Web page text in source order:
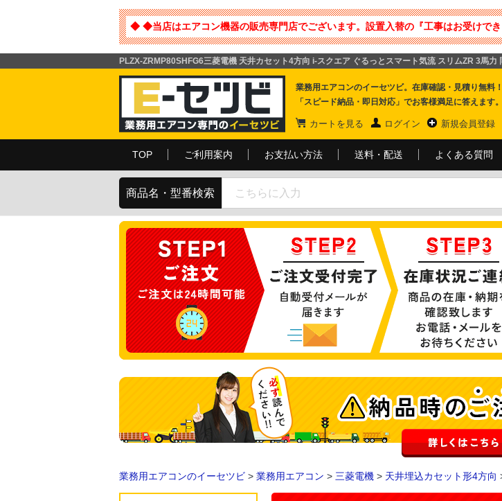
◆ ◆当店はエアコン機器の販売専門店でございます。設置入替の『工事はお受けで
PLZX-ZRMP80SHFG6三菱電機 天井カセット4方向 i-スクエア ぐるっとスマート気流 スリムZR 3馬
業務用エアコンのイーセツビ。在庫確認・見積り無料！
「スピード納品・即日対応」でお客様満足に答えます。
カートを見る ログイン 新規会員登録
TOP ご利用案内 お支払い方法 送料・配送 よくある質問
商品名・型番検索
業務用エアコンのイーセツビ > 業務用エアコン > 三菱電機 > 天井埋込カセット形4方向